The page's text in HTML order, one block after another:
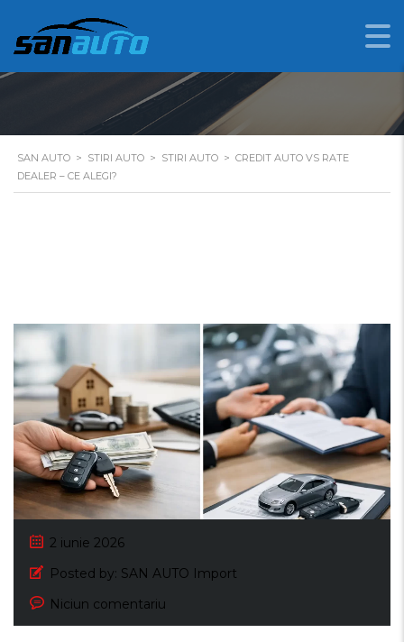
CREDIT AUTO VS RATE
DEALER – CE ALEGI?
SAN AUTO > STIRI AUTO > STIRI AUTO > CREDIT AUTO VS RATE
DEALER – CE ALEGI?
2 iunie 2026
Posted by: SAN AUTO Import
Niciun comentariu